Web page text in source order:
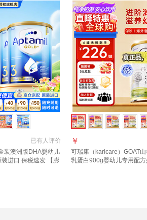
已有人评价
装澳洲版DHA婴幼儿
进口 保税速发 【膨
￥
可瑞康（karicare）GOAT
乳蛋白900g婴幼儿专用配